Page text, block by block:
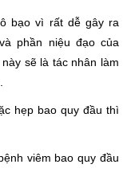
bạo vì rất dễ gây ra
phần niệu đạo của
sẽ là tác nhân làm
hẹp bao quy đầu thì
viêm bao quy đầu